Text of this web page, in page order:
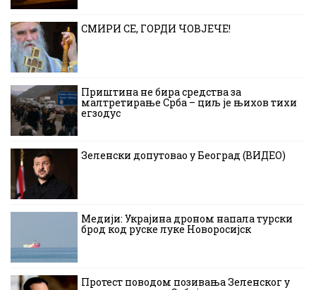
СМИРИ СЕ, ГОРДИ ЧОВЈЕЧЕ!
Приштина не бира средства за
малтретирање Срба – циљ је њихов тихи
егзодус
Зеленски допутовао у Београд (ВИДЕО)
Медији: Украјина дроном напала турски
брод код руске луке Новоросијск
Протест поводом позивања Зеленског у